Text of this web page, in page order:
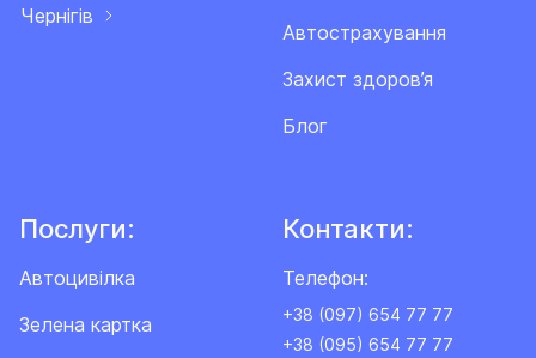
Чернігів
Автострахування
Захист здоров’я
Блог
Послуги:
Автоцивілка
Зелена картка
Контакти:
Телефон:
+38 (097) 654 77 77
+38 (095) 654 77 77